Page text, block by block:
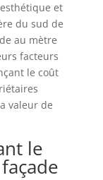
et
du sud de
au mètre
facteurs
le coût
valeur de
le